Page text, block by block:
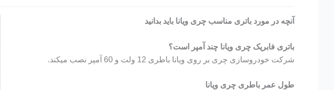
آنچه در مورد باتری مناسب چری ویانا باید بدانید
باتری فابریک چری ویانا چند آمپر است؟
شرکت خودروسازی چری بر روی ویانا باطری 12 ولت و 60 آمپر نصب میکند.
طول عمر باطری چری ویانا